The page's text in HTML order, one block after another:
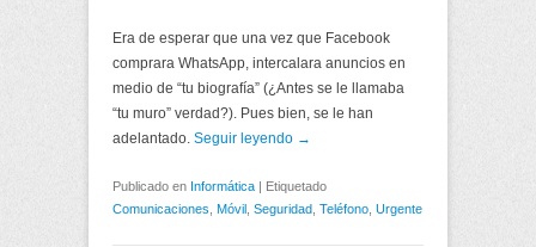
Era de esperar que una vez que Facebook
comprara WhatsApp, intercalara anuncios en
medio de “tu biografía” (¿Antes se le llamaba
“tu muro” verdad?). Pues bien, se le han
adelantado. Seguir leyendo →
Publicado en Informática | Etiquetado
Comunicaciones Móvil Seguridad Teléfono Urgente